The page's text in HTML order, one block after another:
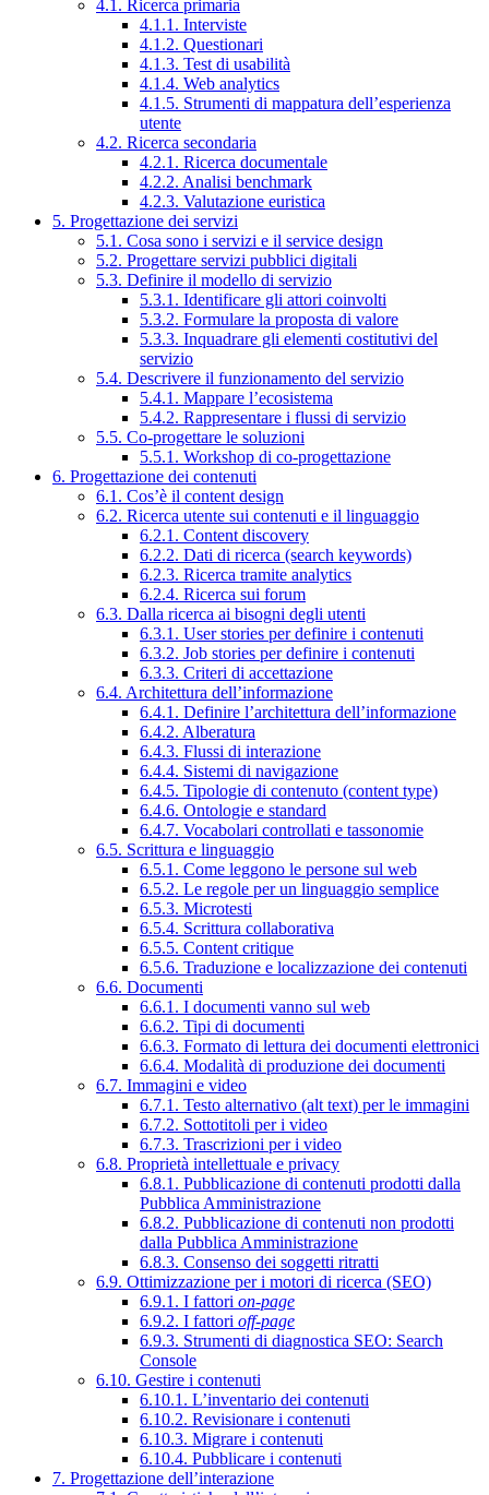
4.1. Ricerca primaria
4.1.1. Interviste
4.1.2. Questionari
4.1.3. Test di usabilità
4.1.4. Web analytics
4.1.5. Strumenti di mappatura dell’esperienza
utente
4.2. Ricerca secondaria
4.2.1. Ricerca documentale
4.2.2. Analisi benchmark
4.2.3. Valutazione euristica
5. Progettazione dei servizi
5.1. Cosa sono i servizi e il service design
5.2. Progettare servizi pubblici digitali
5.3. Definire il modello di servizio
5.3.1. Identificare gli attori coinvolti
5.3.2. Formulare la proposta di valore
5.3.3. Inquadrare gli elementi costitutivi del
servizio
5.4. Descrivere il funzionamento del servizio
5.4.1. Mappare l’ecosistema
5.4.2. Rappresentare i flussi di servizio
5.5. Co-progettare le soluzioni
5.5.1. Workshop di co-progettazione
6. Progettazione dei contenuti
6.1. Cos’è il content design
6.2. Ricerca utente sui contenuti e il linguaggio
6.2.1. Content discovery
6.2.2. Dati di ricerca (search keywords)
6.2.3. Ricerca tramite analytics
6.2.4. Ricerca sui forum
6.3. Dalla ricerca ai bisogni degli utenti
6.3.1. User stories per definire i contenuti
6.3.2. Job stories per definire i contenuti
6.3.3. Criteri di accettazione
6.4. Architettura dell’informazione
6.4.1. Definire l’architettura dell’informazione
6.4.2. Alberatura
6.4.3. Flussi di interazione
6.4.4. Sistemi di navigazione
6.4.5. Tipologie di contenuto (content type)
6.4.6. Ontologie e standard
6.4.7. Vocabolari controllati e tassonomie
6.5. Scrittura e linguaggio
6.5.1. Come leggono le persone sul web
6.5.2. Le regole per un linguaggio semplice
6.5.3. Microtesti
6.5.4. Scrittura collaborativa
6.5.5. Content critique
6.5.6. Traduzione e localizzazione dei contenuti
6.6. Documenti
6.6.1. I documenti vanno sul web
6.6.2. Tipi di documenti
6.6.3. Formato di lettura dei documenti elettronici
6.6.4. Modalità di produzione dei documenti
6.7. Immagini e video
6.7.1. Testo alternativo (alt text) per le immagini
6.7.2. Sottotitoli per i video
6.7.3. Trascrizioni per i video
6.8. Proprietà intellettuale e privacy
6.8.1. Pubblicazione di contenuti prodotti dalla
Pubblica Amministrazione
6.8.2. Pubblicazione di contenuti non prodotti
dalla Pubblica Amministrazione
6.8.3. Consenso dei soggetti ritratti
6.9. Ottimizzazione per i motori di ricerca (SEO)
6.9.1. I fattori on-page
6.9.2. I fattori off-page
6.9.3. Strumenti di diagnostica SEO: Search
Console
6.10. Gestire i contenuti
6.10.1. L’inventario dei contenuti
6.10.2. Revisionare i contenuti
6.10.3. Migrare i contenuti
6.10.4. Pubblicare i contenuti
7. Progettazione dell’interazione